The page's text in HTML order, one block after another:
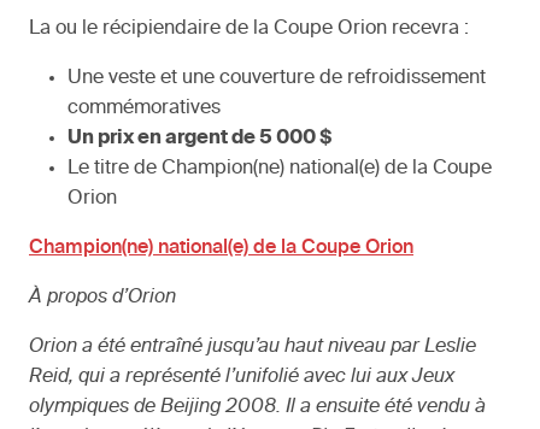
La ou le récipiendaire de la Coupe Orion recevra :
Une veste et une couverture de refroidissement
commémoratives
Un prix en argent de 5 000 $
Le titre de Champion(ne) national(e) de la Coupe
Orion
Champion(ne) national(e) de la Coupe Orion
À propos d’Orion
Orion a été entraîné jusqu’au haut niveau par Leslie
Reid, qui a représenté l’unifolié avec lui aux Jeux
olympiques de Beijing 2008. Il a ensuite été vendu à